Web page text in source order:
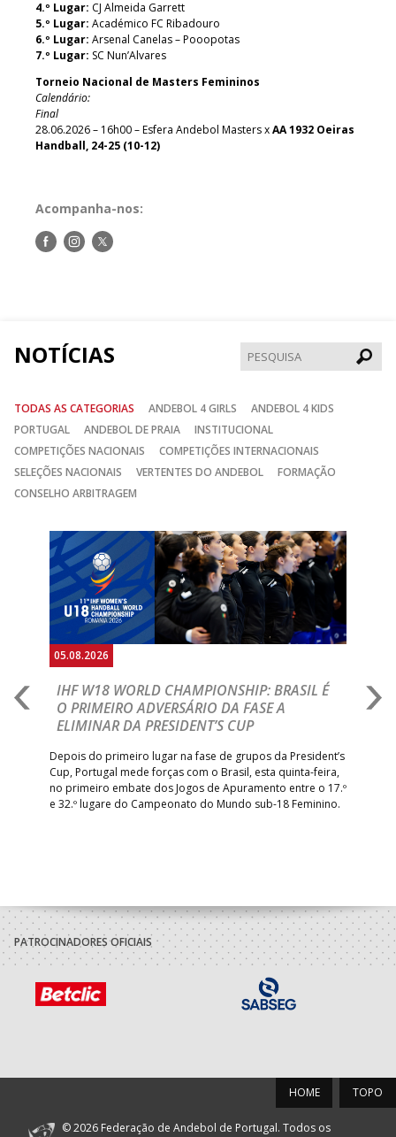
4.º Lugar: CJ Almeida Garrett
5.º Lugar: Académico FC Ribadouro
6.º Lugar: Arsenal Canelas – Pooopotas
7.º Lugar: SC Nun’Alvares
Torneio Nacional de Masters Femininos
Calendário:
Final
28.06.2026 – 16h00 – Esfera Andebol Masters xAA 1932 Oeiras
Handball, 24-25 (10-12)
Acompanha-nos:
Siga-Siga-Siga-
NOTÍCIAS
TODAS AS CATEGORIAS ANDEBOL 4 GIRLS
ANDEBOL 4 KIDS
PORTUGAL
ANDEBOL DE PRAIA
INSTITUCIONAL
COMPETIÇÕES NACIONAIS
COMPETIÇÕES INTERNACIONAIS
SELEÇÕES NACIONAIS
VERTENTES DO ANDEBOL
FORMAÇÃO
CONSELHO ARBITRAGEM
05.08.2026
IHF W18 WORLD CHAMPIONSHIP: BRASIL É
O PRIMEIRO ADVERSÁRIO DA FASE A
ELIMINAR DA PRESIDENT’S CUP
Depois do primeiro lugar na fase de grupos da President’s
Cup, Portugal mede forças com o Brasil, esta quinta-feira,
no primeiro embate dos Jogos de Apuramento entre o 17.º
e 32.º lugare do Campeonato do Mundo sub-18 Feminino.
Anterior
PATROCINADORES OFICIAIS
TOPO
HOME
© 2026 Federação de Andebol de Portugal. Todos os